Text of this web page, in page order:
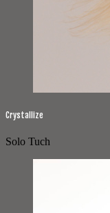
Crystallize
Solo Tuch